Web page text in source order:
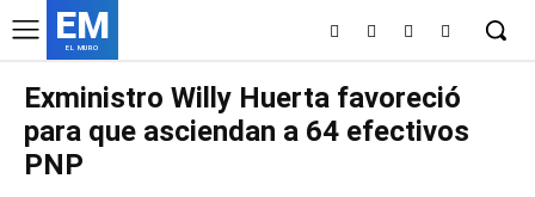
EM
EL MURO
Exministro Willy Huerta favoreció
para que asciendan a 64 efectivos
PNP